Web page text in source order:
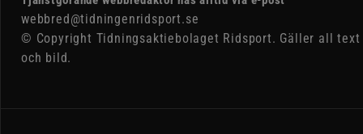
webbred@tidningenridsport.se
© Copyright Tidningsaktiebolaget Ridsport. Gäller all text
och bild.